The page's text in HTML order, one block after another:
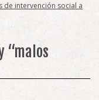
de intervención social a
“malos